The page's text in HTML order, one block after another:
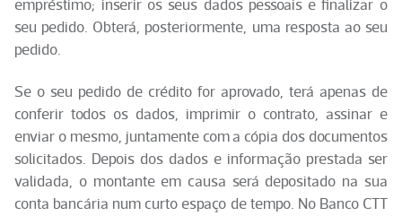
empréstimo; inserir os seus dados pessoais e finalizar o
seu pedido. Obterá, posteriormente, uma resposta ao seu
pedido.
Se o seu pedido de crédito for aprovado, terá apenas de
conferir todos os dados, imprimir o contrato, assinar e
enviar o mesmo, juntamente com a cópia dos documentos
solicitados. Depois dos dados e informação prestada ser
validada, o montante em causa será depositado na sua
conta bancária num curto espaço de tempo. No Banco CTT